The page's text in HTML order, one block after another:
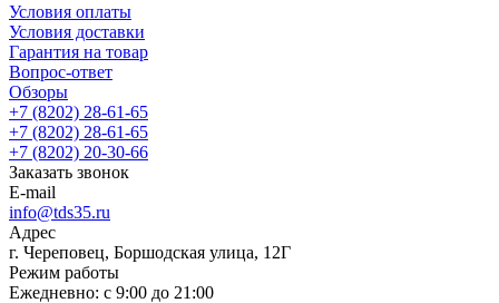
Условия оплаты
Условия доставки
Гарантия на товар
Вопрос-ответ
Обзоры
+7 (8202) 28‑61-65
+7 (8202) 28‑61-65
+7 (8202) 20‑30-66
Заказать звонок
E-mail
info@tds35.ru
Адрес
г. Череповец, Боршодская улица, 12Г
Режим работы
Ежедневно: с 9:00 до 21:00